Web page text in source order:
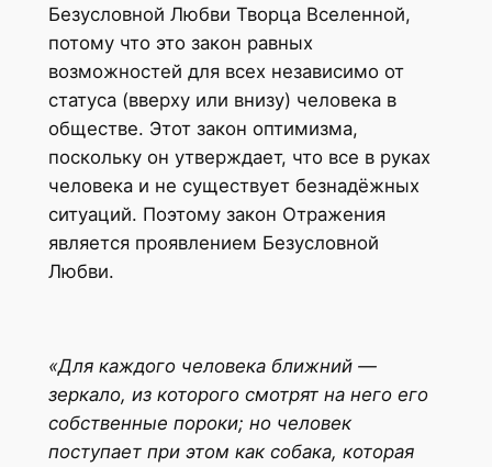
Безусловной Любви Творца Вселенной,
потому что это закон равных
возможностей для всех независимо от
статуса (вверху или внизу) человека в
обществе. Этот закон оптимизма,
поскольку он утверждает, что все в руках
человека и не существует безнадёжных
ситуаций. Поэтому закон Отражения
является проявлением Безусловной
Любви.
«Для каждого человека ближний —
зеркало, из которого смотрят на него его
собственные пороки; но человек
поступает при этом как собака, которая